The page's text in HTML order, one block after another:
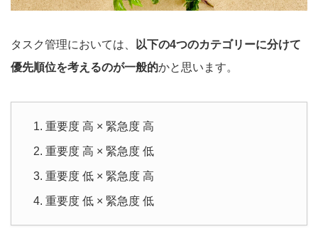
タスク管理においては、 以下の4つのカテゴリーに分けて
優先順位を考えるのが一般的かと思います。
重要度 高 × 緊急度 高
重要度 高 × 緊急度 低
重要度 低 × 緊急度 高
重要度 低 × 緊急度 低